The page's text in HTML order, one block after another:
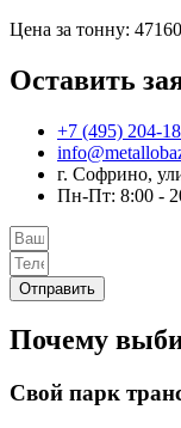
Цена за тонну:
Оставить
+7 (495) 204-
г. Софрино,
Пн-Пт: 8:00 -
Отправить
Почему
Свой парк